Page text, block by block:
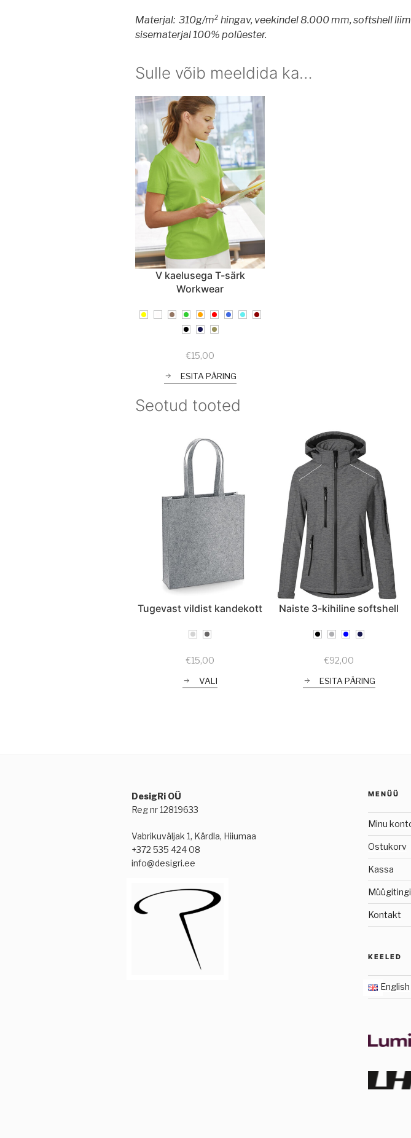
Materjal: 310g/m² hingav, veekindel 8.000 mm, softshell
sisematerjal 100% polüester.
Sulle võib meeldida ka…
V kaelusega T-särk
Workwear
€15,00
ESITA PÄRING
Seotud tooted
Tugevast vildist kandekott
€15,00
VALI
Naiste 3-kihiline softshell
€92,00
ESITA PÄRING
DesigRi OÜ
Reg nr 12819633
Vabrikuväljak 1, Kärdla, Hiiumaa
+372 535 424 08
info@desigri.ee
MENÜÜ
Minu
Ostukorv
Kassa
Kontakt
KEELED
English